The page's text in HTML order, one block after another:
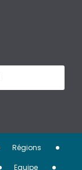
Régions
Equipe